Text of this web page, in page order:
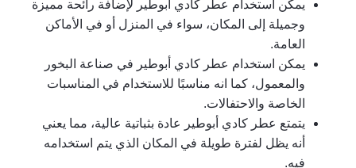
العامة.
الخاصة والاحتفالات.
فيه.